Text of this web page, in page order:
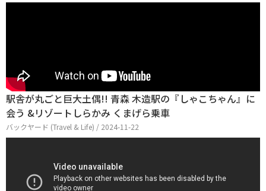
駅舎が丸ごと巨大土偶!! 青森 木造駅の『しゃこちゃん』に
会う &リゾートしらかみ くまげら乗車
バックヤード (Travel & Life) / 2024-11-22